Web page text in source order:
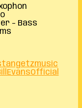
– Bass